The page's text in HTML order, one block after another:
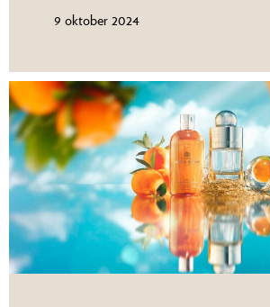
9 oktober 2024